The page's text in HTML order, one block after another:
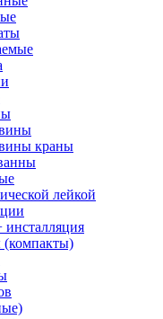
краны
лейкой
(компакты)